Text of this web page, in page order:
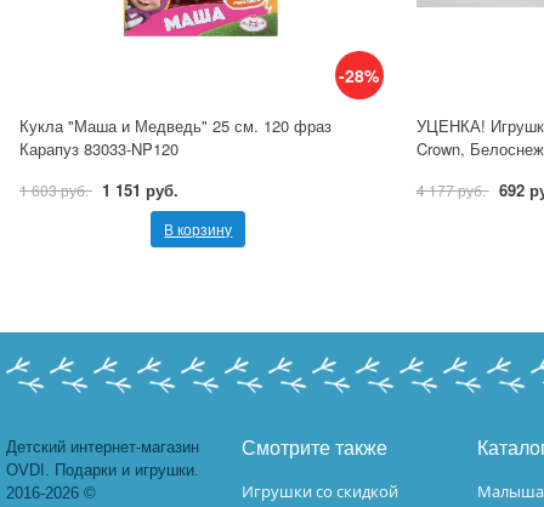
-28%
Кукла "Маша и Медведь" 25 см. 120 фраз
Карапуз 83033-NP120
1 603 руб. 1 151 руб.
В корзину
УЦЕНКА!
Crown,
4 177 руб. 692
Детский интернет-магазин
OVDI. Подарки и игрушки.
2016-2026 ©
Смотрите также
Игрушки со скидкой